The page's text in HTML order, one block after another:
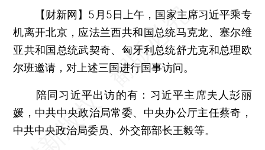
【财新网】 5月5日上午，国家主席习近平乘专
机离开北京，应法兰西共和国总统马克龙、塞尔维
亚共和国总统武契奇、匈牙利总统舒尤克和总理欧
尔班邀请，对上述三国进行国事访问。
陪同习近平出访的有：习近平主席夫人彭丽
媛，中共中央政治局常委、中央办公厅主任蔡奇，
中共中央政治局委员、外交部部长王毅等。